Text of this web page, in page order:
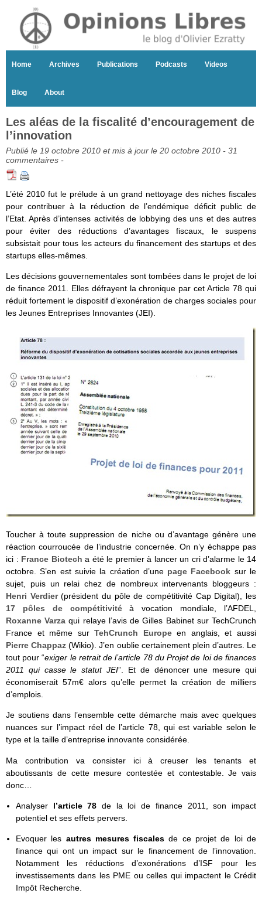
Home Archives Publications Podcasts Videos
Blog About
Les aléas de la fiscalité d’encouragement de
l’innovation
Publié le 19 octobre 2010 et mis à jour le 20 octobre 2010 - 31
commentaires -
L’été 2010 fut le prélude à un grand nettoyage des niches fiscales
pour contribuer à la réduction de l’endémique déficit public de
l’Etat. Après d’intenses activités de lobbying des uns et des autres
pour éviter des réductions d’avantages fiscaux, le suspens
subsistait pour tous les acteurs du financement des startups et des
startups elles-mêmes.
Les décisions gouvernementales sont tombées dans le projet de loi
de finance 2011. Elles défrayent la chronique par cet Article 78 qui
réduit fortement le dispositif d’exonération de charges sociales pour
les Jeunes Entreprises Innovantes (JEI).
Toucher à toute suppression de niche ou d’avantage génère une
réaction courroucée de l’industrie concernée. On n’y échappe pas
ici : France Biotech a été le premier à lancer un cri d’alarme le 14
octobre. S’en est suivie la création d’une page Facebook sur le
sujet, puis un relai chez de nombreux intervenants bloggeurs :
Henri Verdier(président du pôle de compétitivité Cap Digital), les
17 pôles de compétitivitéà vocation mondiale, l’AFDEL,
Roxanne Varza qui relaye l’avis de Gilles Babinet sur TechCrunch
France et même surTehCrunch Europeen anglais, et aussi
Pierre Chappaz (Wikio). J’en oublie certainement plein d’autres. Le
tout pour “exiger le retrait de l’article 78 du Projet de loi de finances
2011 qui casse le statut JEI”. Et de dénoncer une mesure qui
économiserait 57m€ alors qu’elle permet la création de milliers
d’emplois.
Je soutiens dans l’ensemble cette démarche mais avec quelques
nuances sur l’impact réel de l’article 78, qui est variable selon le
type et la taille d’entreprise innovante considérée.
Ma contribution va consister ici à creuser les tenants et
aboutissants de cette mesure contestée et contestable. Je vais
donc…
Analyser l’article 78de la loi de finance 2011, son impact
potentiel et ses effets pervers.
Evoquer les autres mesures fiscalesde ce projet de loi de
finance qui ont un impact sur le financement de l’innovation.
Notamment les réductions d’exonérations d’ISF pour les
investissements dans les PME ou celles qui impactent le Crédit
Impôt Recherche.